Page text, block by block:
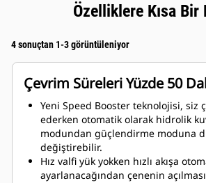
Özelliklere Kısa Bir
4 sonuçtan 1-3 görüntüleniyor
Çevrim Süreleri Yüzde 50
Yeni Speed Booster teknolojisi, siz
ederken otomatik olarak hidrolik
modundan güçlendirme moduna
değiştirebilir.
Hız valfi yük yokken hızlı akışa
ayarlanacağından çenenin